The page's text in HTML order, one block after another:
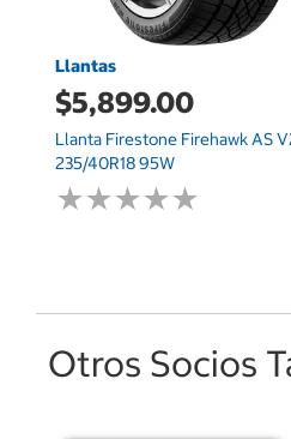
Llantas
$5,899.00
Llanta Firestone Firehawk AS
235/40R18 95W
★★★★★
★★★★★
Otros Socios